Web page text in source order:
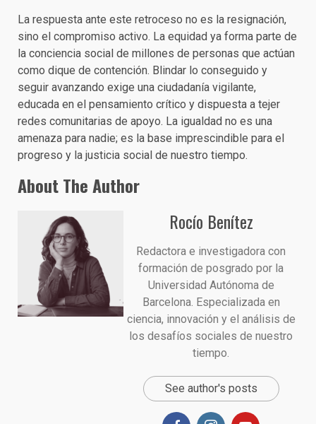
La respuesta ante este retroceso no es la resignación,
sino el compromiso activo. La equidad ya forma parte de
la conciencia social de millones de personas que actúan
como dique de contención. Blindar lo conseguido y
seguir avanzando exige una ciudadanía vigilante,
educada en el pensamiento crítico y dispuesta a tejer
redes comunitarias de apoyo. La igualdad no es una
amenaza para nadie; es la base imprescindible para el
progreso y la justicia social de nuestro tiempo.
About The Author
Rocío Benítez
Redactora e investigadora con
formación de posgrado por la
Universidad Autónoma de
Barcelona. Especializada en
ciencia, innovación y el análisis de
los desafíos sociales de nuestro
tiempo.
See author's posts